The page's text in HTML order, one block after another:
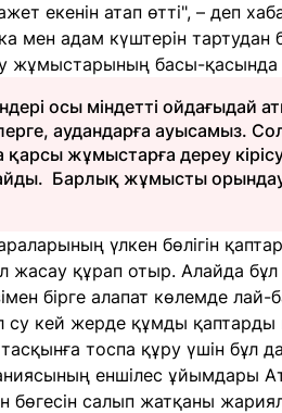
екенін атап өтті", – деп
адам күштерін тартудан
жұмыстарының басы-
осы міндетті ойдағыдай
аудандарға ауысамыз. Сол
жұмыстарға дереу
Барлық жұмысты
үлкен бөлігін
жасау құрап отыр. Алайда
бірге алапат көлемде лай-
кей жерде құмды қаптарды
тоспа құру үшін бұл
еншілес ұйымдары
салып жатқаны